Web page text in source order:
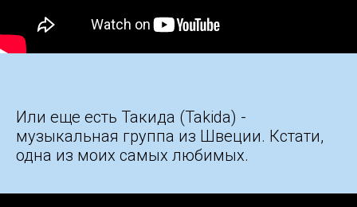
Или еще есть Такида (Takida) -
музыкальная группа из Швеции. Кстати,
одна из моих самых любимых.